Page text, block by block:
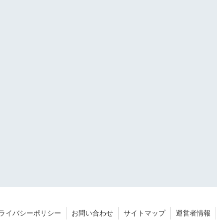
イバシーポリシー お問い合わせ サイトマップ 運営者情報